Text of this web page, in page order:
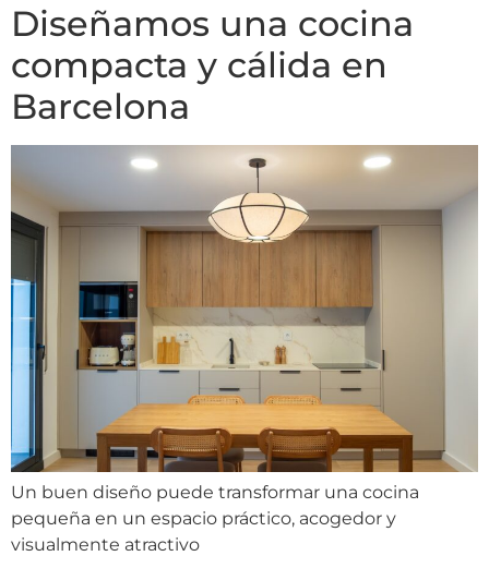
Diseñamos una cocina
compacta y cálida en
Barcelona
Un buen diseño puede transformar una cocina
pequeña en un espacio práctico, acogedor y
visualmente atractivo